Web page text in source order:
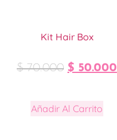
Kit Hair Box
$70.000 $ 50.000
Añadir Al Carrito